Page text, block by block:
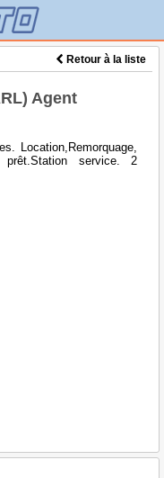
Retour à la liste
Agent
Location,Remorquage,
service. 2